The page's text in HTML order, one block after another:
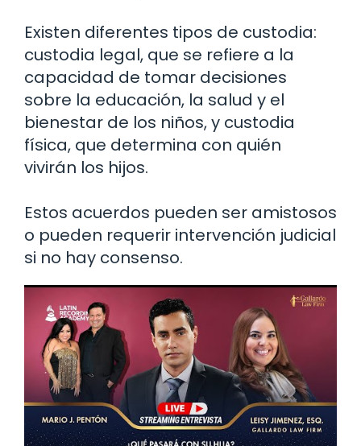
Existen diferentes tipos de custodia:
custodia legal, que se refiere a la
capacidad de tomar decisiones
sobre la educación, la salud y el
bienestar de los niños, y custodia
física, que determina con quién
vivirán los hijos.
Estos acuerdos pueden ser amistosos
o pueden requerir intervención judicial
si no hay consenso.